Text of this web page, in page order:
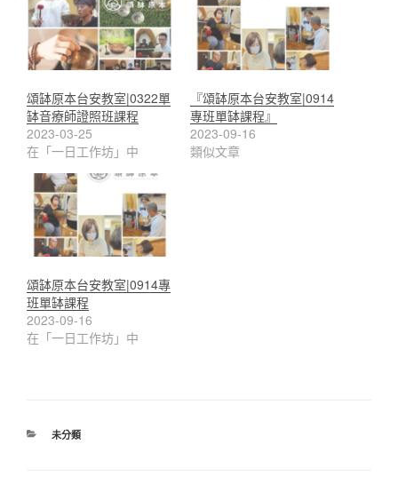
頌缽原本台安教室|0322單
缽音療師證照班課程
2023-03-25
在「一日工作坊」中
『頌缽原本台安教室|0914
專班單缽課程』
2023-09-16
類似文章
頌缽原本台安教室|0914專
班單缽課程
2023-09-16
在「一日工作坊」中
分
未分類